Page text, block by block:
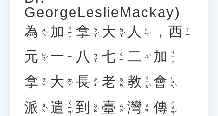
GeorgeLeslieMackay)
為 ㄨㄟˊ 加 ㄐㄧㄚ 拿 ㄋㄚˊ 大 ㄉㄚˋ 人 ㄖㄣˊ ， 西 ㄒㄧ
元 ㄩㄢˊ 一 ㄧ 八 ㄅㄚ 七 ㄑㄧ 二 ㄦˋ 加 ㄐㄧㄚ
拿 ㄋㄚˊ 大 ㄉㄚˋ 長 ㄓㄤˇ 老 ㄌㄠˇ 教 ㄐㄧㄠˋ 會 ㄏㄨㄟˋ
派 ㄆㄞˋ 遣 ㄑㄧㄢˇ 到 ㄉㄠˋ 臺 ㄊㄞˊ 灣 ㄨㄢ 傳 ㄔㄨㄢˊ